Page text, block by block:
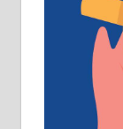
Рудник
д.о.о.
услов.
превоз,